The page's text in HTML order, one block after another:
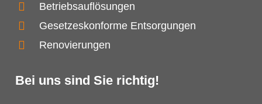
Betriebsauflösungen
Gesetzeskonforme Entsorgungen
Renovierungen
Bei uns sind Sie richtig!